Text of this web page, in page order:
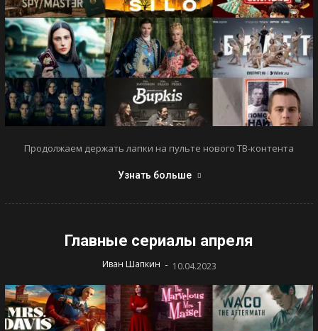
Продолжаем держать лапки на пульте нового ТВ-контента
Узнать больше
Главные сериалы апреля
Иван Шапкин - 10.04.2023